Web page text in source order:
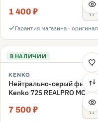
1 400 ₽
Гарантия магазина · оригинал
В НАЛИЧИИ
KENKO
Нейтрально-серый фильтр
Kenko 72S REALPRO MC
7 500 ₽